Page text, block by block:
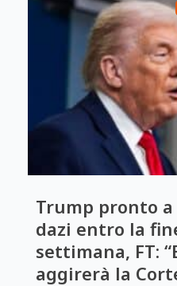
Trump pronto
dazi entro la
settimana, FT:
aggirerà la